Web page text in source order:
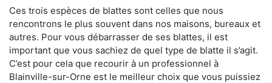
Ces trois espèces de blattes sont celles que nous
rencontrons le plus souvent dans nos maisons, bureaux et
autres. Pour vous débarrasser de ses blattes, il est
important que vous sachiez de quel type de blatte il s’agit.
C’est pour cela que recourir à un professionnel à
Blainville-sur-Orne est le meilleur choix que vous puissiez